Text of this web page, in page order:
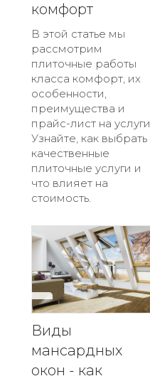
комфорт
В этой статье мы
рассмотрим
плиточные работы
класса комфорт, их
особенности,
преимущества и
прайс-лист на услуги.
Узнайте, как выбрать
качественные
плиточные услуги и
что влияет на
стоимость.
Виды
мансардных
окон - как